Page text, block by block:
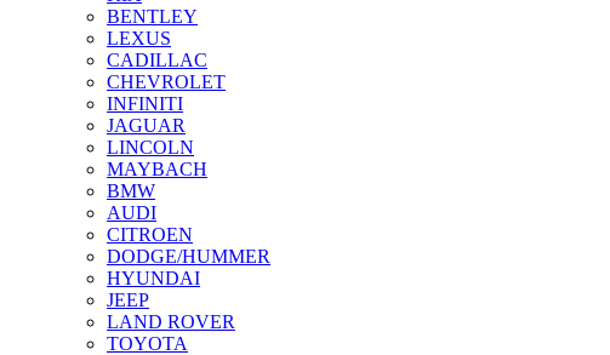
BENTLEY
LEXUS
CADILLAC
CHEVROLET
INFINITI
JAGUAR
LINCOLN
MAYBACH
BMW
AUDI
CITROEN
DODGE/HUMMER
HYUNDAI
JEEP
LAND ROVER
TOYOTA